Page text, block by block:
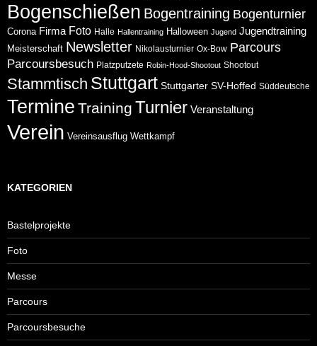
Bogenschießen Bogentraining Bogenturnier
Corona Firma Foto Halle Hallentraining Halloween Jugend Jugendtraining
Meisterschaft Newsletter Nikolausturnier Ox-Bow Parcours
Parcoursbesuch Platzputzete Robin-Hood-Shootout Shootout
Stammtisch Stuttgart Stuttgarter SV-Hoffed Süddeutsche
Termine Training Turnier Veranstaltung
Verein Vereinsausflug Wettkampf
KATEGORIEN
Bastelprojekte
Foto
Messe
Parcours
Parcoursbesuche